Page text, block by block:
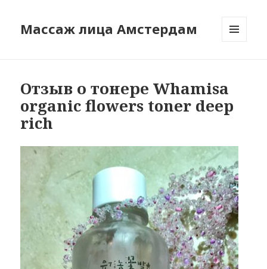
Массаж лица Амстердам
Отзыв о тонере Whamisa
organic flowers toner deep
rich